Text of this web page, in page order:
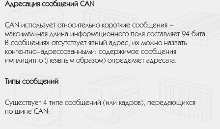
Адресация сообщений CAN
CAN использует относительно короткие сообщения –
максимальная длина информационного поля составляет 94 бита.
В сообщениях отсутствует явный адрес, их можно назвать
контентно–адрессованными: содержимое сообщения
имплицитно (неявным образом) определяет адресата.
Типы сообщений
Существует 4 типа сообщений (или кадров), передающихся
по шине CAN: